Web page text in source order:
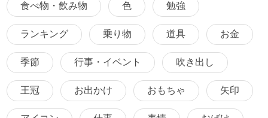
食べ物・飲み物 色 勉強
ランキング 乗り物 道具 お金
季節 行事・イベント 吹き出し
王冠 お出かけ おもちゃ 矢印